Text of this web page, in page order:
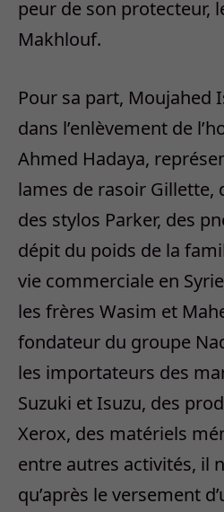
peur de son protecteur,
Makhlouf.
Pour sa part, Moujahed
dans l’enlèvement de
Ahmed Hadaya,
lames de rasoir Gillette,
des stylos Parker, des
dépit du poids de la
vie commerciale en
les frères Wasim et
fondateur du groupe
les importateurs des
Suzuki et Isuzu, des
Xerox, des matériels
entre autres activités, il
qu’après le versement